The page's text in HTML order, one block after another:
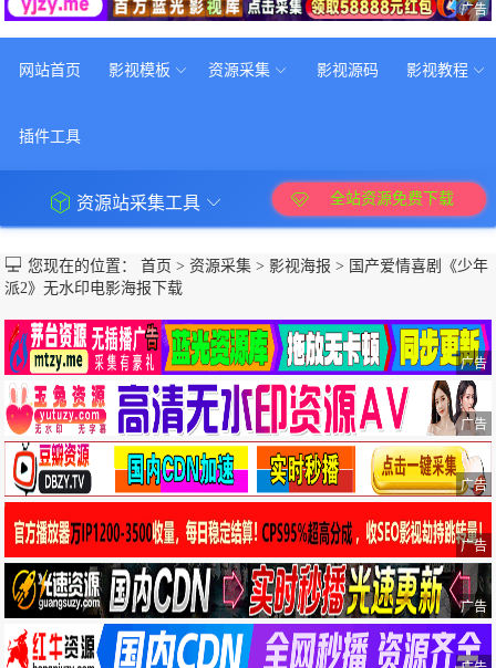
广告
网站首页 影视模板 资源采集 影视源码 影视教程
插件工具
资源站采集工具 全站资源免费下载
您现在的位置：首页 >资源采集 > 影视海报 > 国产爱情喜剧《少年
派2》无水印电影海报下载
广告
广告
广告
广告
广告